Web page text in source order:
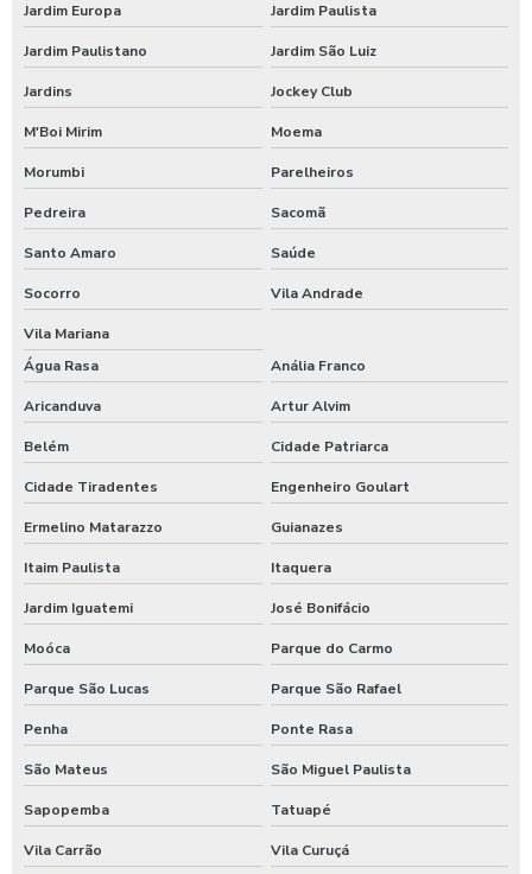
Jardim Europa Jardim Paulista
Jardim Paulistano Jardim São Luiz
Jardins Jockey Club
M'Boi Mirim Moema
Morumbi Parelheiros
Pedreira Sacomã
Santo Amaro Saúde
Socorro Vila Andrade
Vila Mariana
Água Rasa
Anália Franco
Aricanduva Artur Alvim
Belém Cidade Patriarca
Cidade Tiradentes Engenheiro Goulart
Ermelino Matarazzo Guianazes
Itaim Paulista Itaquera
Jardim Iguatemi José Bonifácio
Moóca Parque do Carmo
Parque São Lucas Parque São Rafael
Penha Ponte Rasa
São Mateus São Miguel Paulista
Sapopemba Tatuapé
Vila Carrão Vila Curuçá